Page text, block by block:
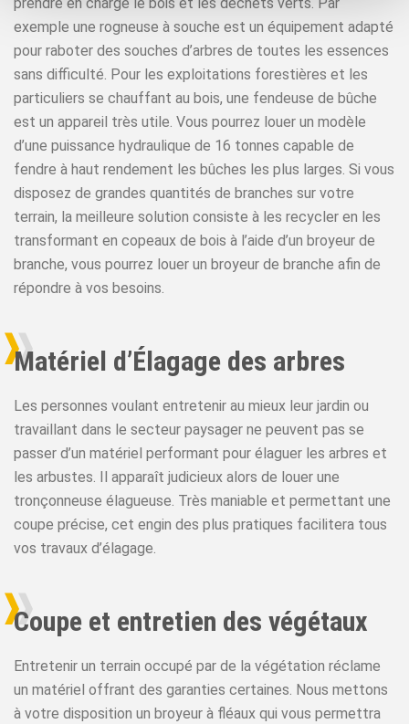
prendre en charge le bois et les déchets verts. Par
exemple une rogneuse à souche est un équipement adapté
pour raboter des souches d’arbres de toutes les essences
sans difficulté. Pour les exploitations forestières et les
particuliers se chauffant au bois, une fendeuse de bûche
est un appareil très utile. Vous pourrez louer un modèle
d’une puissance hydraulique de 16 tonnes capable de
fendre à haut rendement les bûches les plus larges. Si vous
disposez de grandes quantités de branches sur votre
terrain, la meilleure solution consiste à les recycler en les
transformant en copeaux de bois à l’aide d’un broyeur de
branche, vous pourrez louer un broyeur de branche afin de
répondre à vos besoins.
Matériel d’Élagage des arbres
Les personnes voulant entretenir au mieux leur jardin ou
travaillant dans le secteur paysager ne peuvent pas se
passer d’un matériel performant pour élaguer les arbres et
les arbustes. Il apparaît judicieux alors de louer une
tronçonneuse élagueuse. Très maniable et permettant une
coupe précise, cet engin des plus pratiques facilitera tous
vos travaux d’élagage.
Coupe et entretien des végétaux
Entretenir un terrain occupé par de la végétation réclame
un matériel offrant des garanties certaines. Nous mettons
à votre disposition un broyeur à fléaux qui vous permettra